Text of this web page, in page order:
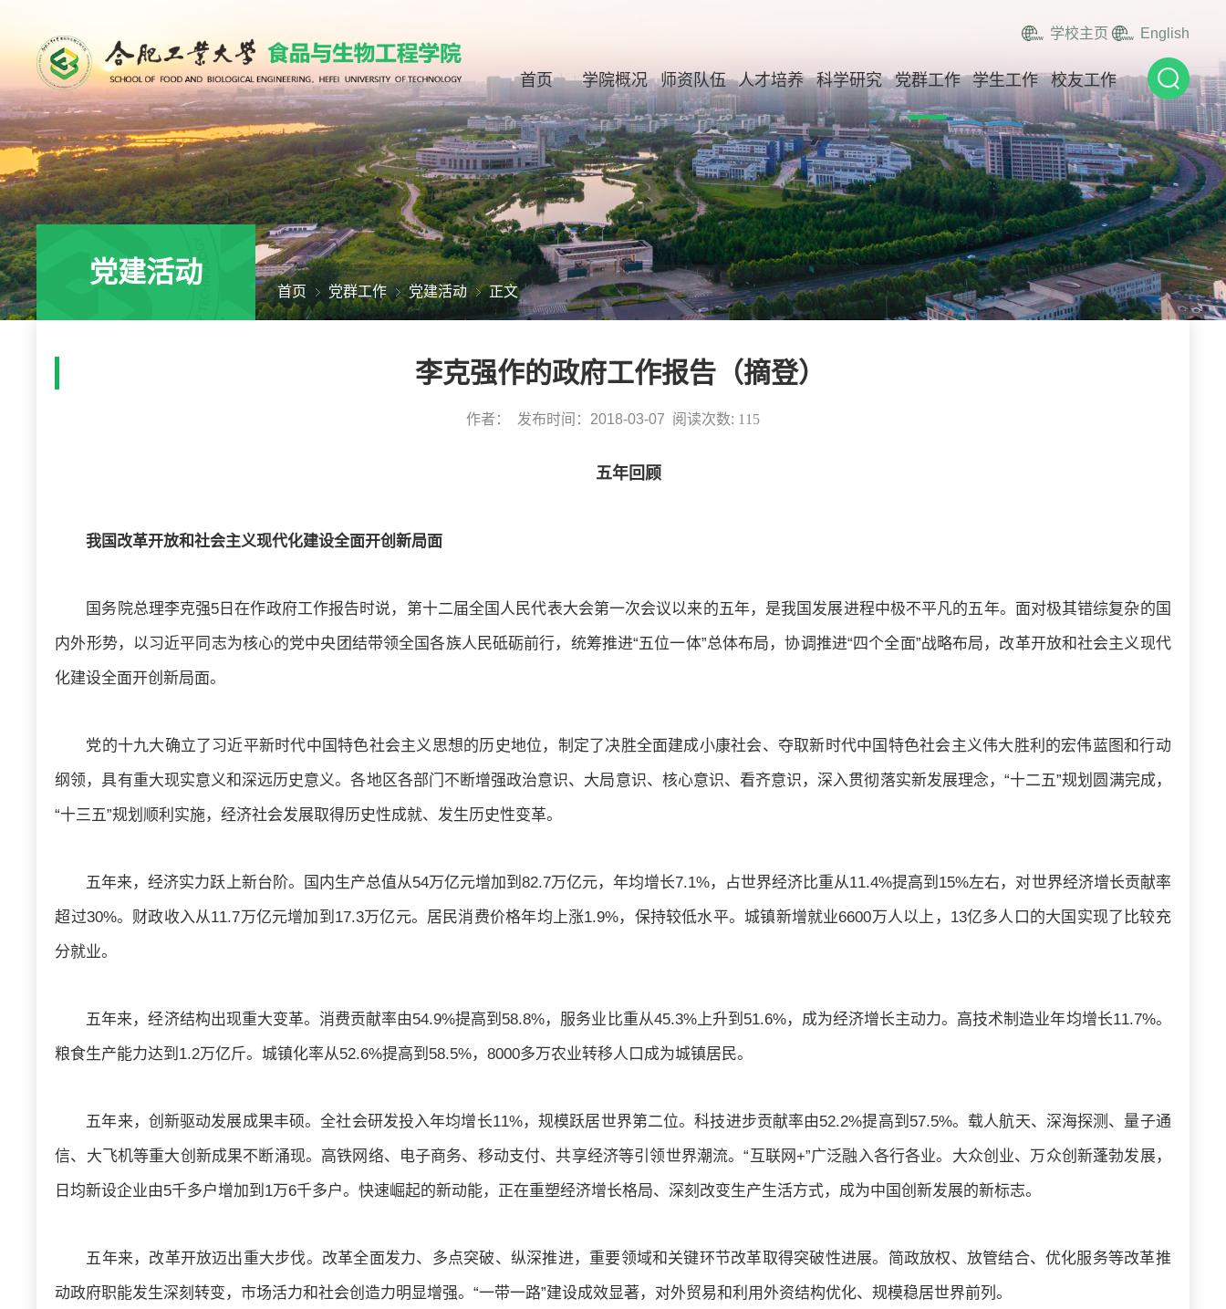
学校主页 English
首页 学院概况 师资队伍 人才培养 科学研究 党群工作 学生工作 校友工作
党建活动
首页 党群工作 党建活动 正文
李克强作的政府工作报告（摘登）
作者： 发布时间：2018-03-07 阅读次数: 115
五年回顾
我国改革开放和社会主义现代化建设全面开创新局面
国务院总理李克强5日在作政府工作报告时说，第十二届全国人民代表大会第一次会议以来的五年，是我国发展进程中极不平凡的五年。面对极其错综复杂的国
内外形势，以习近平同志为核心的党中央团结带领全国各族人民砥砺前行，统筹推进“五位一体”总体布局，协调推进“四个全面”战略布局，改革开放和社会主义现代
化建设全面开创新局面。
党的十九大确立了习近平新时代中国特色社会主义思想的历史地位，制定了决胜全面建成小康社会、夺取新时代中国特色社会主义伟大胜利的宏伟蓝图和行动
纲领，具有重大现实意义和深远历史意义。各地区各部门不断增强政治意识、大局意识、核心意识、看齐意识，深入贯彻落实新发展理念，“十二五”规划圆满完成，
“十三五”规划顺利实施，经济社会发展取得历史性成就、发生历史性变革。
五年来，经济实力跃上新台阶。国内生产总值从54万亿元增加到82.7万亿元，年均增长7.1%，占世界经济比重从11.4%提高到15%左右，对世界经济增长贡献率
超过30%。财政收入从11.7万亿元增加到17.3万亿元。居民消费价格年均上涨1.9%，保持较低水平。城镇新增就业6600万人以上，13亿多人口的大国实现了比较充
分就业。
五年来，经济结构出现重大变革。消费贡献率由54.9%提高到58.8%，服务业比重从45.3%上升到51.6%，成为经济增长主动力。高技术制造业年均增长11.7%。
粮食生产能力达到1.2万亿斤。城镇化率从52.6%提高到58.5%，8000多万农业转移人口成为城镇居民。
五年来，创新驱动发展成果丰硕。全社会研发投入年均增长11%，规模跃居世界第二位。科技进步贡献率由52.2%提高到57.5%。载人航天、深海探测、量子通
信、大飞机等重大创新成果不断涌现。高铁网络、电子商务、移动支付、共享经济等引领世界潮流。“互联网+”广泛融入各行各业。大众创业、万众创新蓬勃发展，
日均新设企业由5千多户增加到1万6千多户。快速崛起的新动能，正在重塑经济增长格局、深刻改变生产生活方式，成为中国创新发展的新标志。
五年来，改革开放迈出重大步伐。改革全面发力、多点突破、纵深推进，重要领域和关键环节改革取得突破性进展。简政放权、放管结合、优化服务等改革推
动政府职能发生深刻转变，市场活力和社会创造力明显增强。“一带一路”建设成效显著，对外贸易和利用外资结构优化、规模稳居世界前列。